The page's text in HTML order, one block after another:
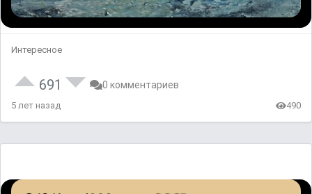
Интересное
691 0 комментариев
5 лет назад 490